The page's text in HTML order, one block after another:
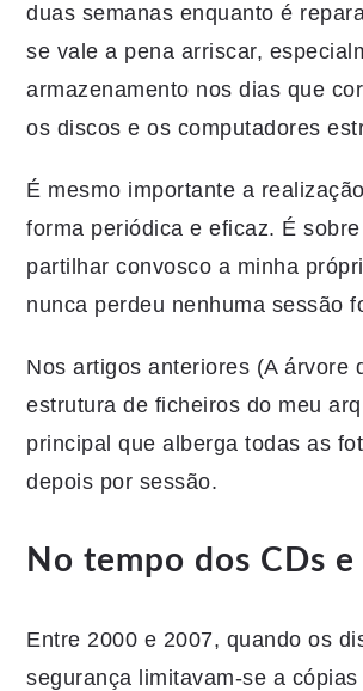
duas semanas enquanto é
se vale a pena arriscar,
armazenamento nos dias que
os discos e os computadores
É mesmo importante a
forma periódica e eficaz. É
partilhar convosco a minha
nunca perdeu nenhuma sessão
Nos artigos anteriores (A árvore
estrutura de ficheiros do meu
principal que alberga todas as
depois por sessão.
No tempo dos CDs e
Entre 2000 e 2007, quando os
segurança limitavam-se a